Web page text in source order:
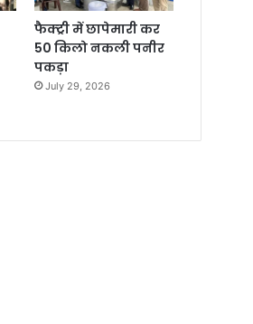
फैक्ट्री में छापेमारी कर
50 किलो नकली पनीर
पकड़ा
July 29, 2026